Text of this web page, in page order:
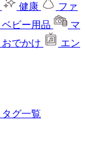
健康
ファ
ベビー用品
マ
おでかけ
エン
タグ一覧